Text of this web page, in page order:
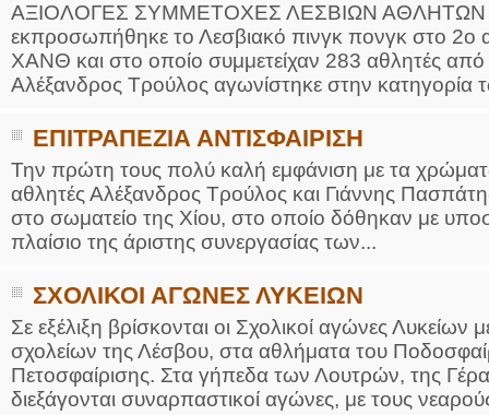
ΑΞΙΟΛΟΓΕΣ ΣΥΜΜΕΤΟΧΕΣ ΛΕΣΒΙΩΝ ΑΘΛΗΤΩΝ Με
εκπροσωπήθηκε το Λεσβιακό πινγκ πονγκ στο 2ο
ΧΑΝΘ και στο οποίο συμμετείχαν 283 αθλητές
Αλέξανδρος Τρούλος αγωνίστηκε στην κατηγορία
ΕΠΙΤΡΑΠΕΖΙΑ ΑΝΤΙΣΦΑΙΡΙΣΗ
Την πρώτη τους πολύ καλή εμφάνιση με τα
αθλητές Αλέξανδρος Τρούλος και Γιάννης
στο σωματείο της Χίου, στο οποίο δόθηκαν με
πλαίσιο της άριστης συνεργασίας των...
ΣΧΟΛΙΚΟΙ ΑΓΩΝΕΣ ΛΥΚΕΙΩΝ
Σε εξέλιξη βρίσκονται οι Σχολικοί αγώνες
σχολείων της Λέσβου, στα αθλήματα του
Πετοσφαίρισης. Στα γήπεδα των Λουτρών, της
διεξάγονται συναρπαστικοί αγώνες, με τους